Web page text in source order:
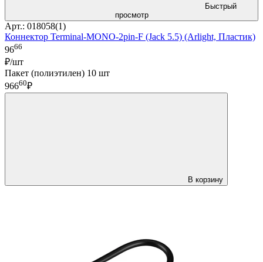
Быстрый
просмотр
Арт.: 018058(1)
Коннектор Terminal-MONO-2pin-F (Jack 5.5) (Arlight, Пластик)
9666
₽/шт
Пакет (полиэтилен) 10 шт
96660₽
В корзину